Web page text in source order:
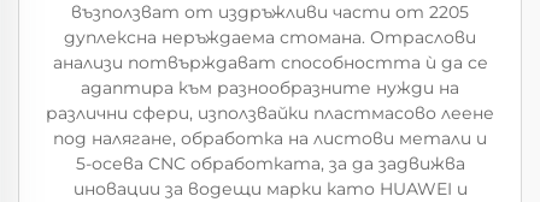
възползват от издръжливи части от 2205
дуплексна неръждаема стомана. Отраслови
анализи потвърждават способността ѝ да се
адаптира към разнообразните нужди на
различни сфери, използвайки пластмасово леене
под налягане, обработка на листови метали и
5-осева CNC обработката, за да задвижва
иновации за водещи марки като HUAWEI и